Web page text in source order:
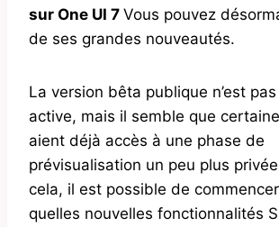
sur One UI 7 Vous pouvez
de ses grandes nouveautés.
La version bêta publique n’est
active, mais il semble que
aient déjà accès à une phase de
prévisualisation un peu plus
cela, il est possible de
quelles nouvelles fonctionnalités